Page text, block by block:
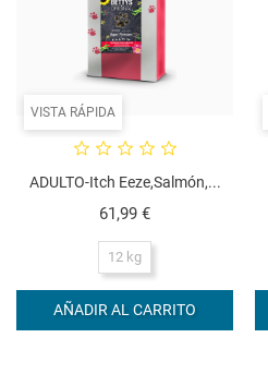
VISTA RÁPIDA
ADULTO-Itch Eeze,Salmón,...
61,99 €Precio
12 kg
AÑADIR AL CARRITO